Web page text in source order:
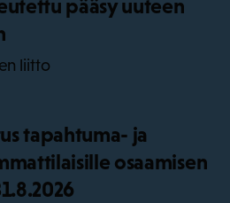
pääsy uuteen
liitto
tapahtuma- ja
osaamisen